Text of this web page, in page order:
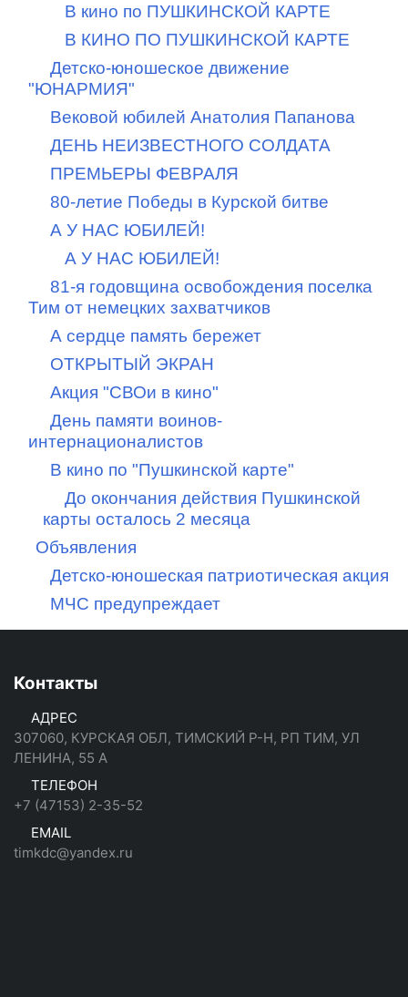
В кино по ПУШКИНСКОЙ КАРТЕ
В КИНО ПО ПУШКИНСКОЙ КАРТЕ
Детско-юношеское движение
"ЮНАРМИЯ"
Вековой юбилей Анатолия Папанова
ДЕНЬ НЕИЗВЕСТНОГО СОЛДАТА
ПРЕМЬЕРЫ ФЕВРАЛЯ
80-летие Победы в Курской битве
А У НАС ЮБИЛЕЙ!
А У НАС ЮБИЛЕЙ!
81-я годовщина освобождения поселка
Тим от немецких захватчиков
А сердце память бережет
ОТКРЫТЫЙ ЭКРАН
Акция "СВОи в кино"
День памяти воинов-
интернационалистов
В кино по "Пушкинской карте"
До окончания действия Пушкинской
карты осталось 2 месяца
Объявления
Детско-юношеская патриотическая акция
МЧС предупреждает
Контакты
АДРЕС
307060, КУРСКАЯ ОБЛ, ТИМСКИЙ Р-Н, РП ТИМ, УЛ
ЛЕНИНА, 55 А
ТЕЛЕФОН
+7 (47153) 2-35-52
EMAIL
timkdc@yandex.ru